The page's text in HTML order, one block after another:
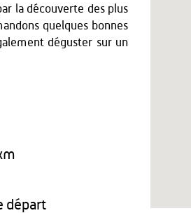
la découverte des plus
quelques bonnes
déguster sur un
départ